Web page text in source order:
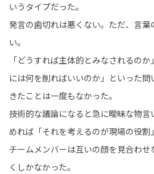
いうタイプだった。
発言の歯切れは悪くない。ただ、言
い。
「どうすれば主体的とみなされるの
には何を削ればいいのか」といった
きたことは一度もなかった。
技術的な議論になると急に曖昧な物
めれば「それを考えるのが現場の役割
チームメンバーは互いの顔を見合わ
くしかなかった。